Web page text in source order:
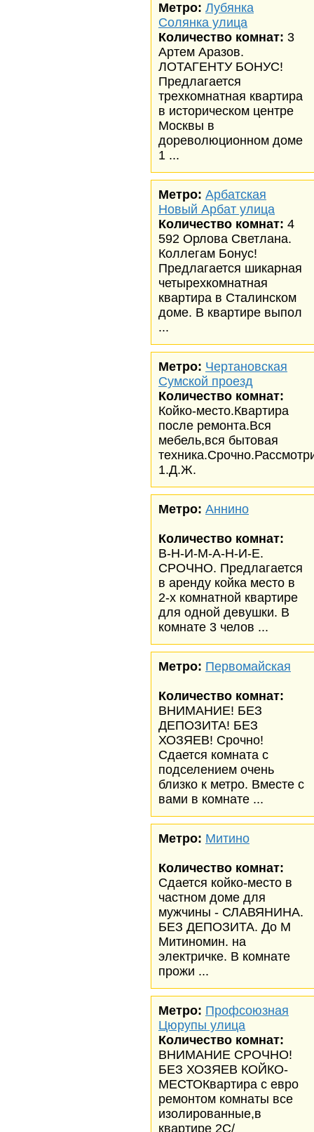
Метро: Лубянка
Солянка улица
Количество комнат: 3
Артем Аразов.
ЛОТАГЕНТУ БОНУС!
Предлагается
трехкомнатная квартира
в историческом центре
Москвы в
дореволюционном доме
1 ...
Метро: Арбатская
Новый Арбат улица
Количество комнат: 4
592 Орлова Светлана.
Коллегам Бонус!
Предлагается шикарная
четырехкомнатная
квартира в Сталинском
доме. В квартире выпол
...
Метро: Чертановская
Сумской проезд
Количество комнат:
Койко-место.Квартира
после ремонта.Вся
мебель,вся бытовая
1.Д.Ж.
Метро: Аннино
Количество комнат:
В-Н-И-М-А-Н-И-Е.
СРОЧНО. Предлагается
в аренду койка место в
2-х комнатной квартире
для одной девушки. В
комнате 3 челов ...
Метро: Первомайская
Количество комнат:
ВНИМАНИЕ! БЕЗ
ДЕПОЗИТА! БЕЗ
ХОЗЯЕВ! Срочно!
Сдается комната с
подселением очень
близко к метро. Вместе с
вами в комнате ...
Метро: Митино
Количество комнат:
Сдается койко-место в
частном доме для
мужчины - СЛАВЯНИНА.
БЕЗ ДЕПОЗИТА. До М
Митиномин. на
электричке. В комнате
прожи ...
Метро: Профсоюзная
Цюрупы улица
Количество комнат:
ВНИМАНИЕ СРОЧНО!
БЕЗ ХОЗЯЕВ КОЙКО-
МЕСТОКвартира с евро
ремонтом комнаты все
изолированные,в
квартире 2С/